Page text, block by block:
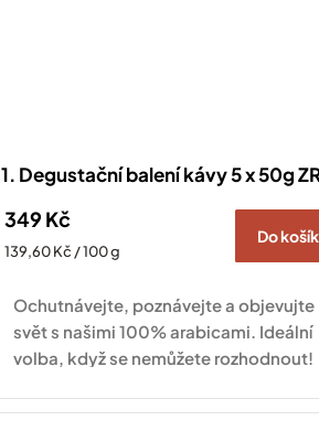
1. Degustační balení kávy 5 x 50g
349 Kč
Měrná
139,60 Kč / 100 g
Do
Ochutnávejte, poznávejte a objevujte
svět s našimi 100% arabicami. Ideální
volba, když se nemůžete rozhodnout!